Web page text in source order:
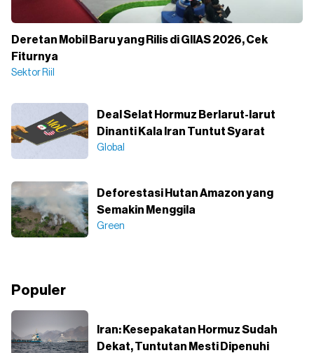
Deretan Mobil Baru yang Rilis di GIIAS 2026, Cek
Fiturnya
Sektor Riil
Deal Selat Hormuz Berlarut-larut
Dinanti Kala Iran Tuntut Syarat
Global
Deforestasi Hutan Amazon yang
Semakin Menggila
Green
Populer
Iran: Kesepakatan Hormuz Sudah
Dekat, Tuntutan Mesti Dipenuhi